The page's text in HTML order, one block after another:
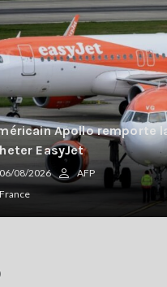
Apollo remporte
EasyJet
06/08/2026
AFP
France